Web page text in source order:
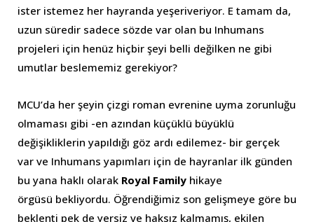
ister istemez her hayranda yeşeriveriyor. E tamam da,
uzun süredir sadece sözde var olan bu Inhumans
projeleri için henüz hiçbir şeyi belli değilken ne gibi
umutlar beslememiz gerekiyor?
MCU’da her şeyin çizgi roman evrenine uyma zorunluğu
olmaması gibi -en azından küçüklü büyüklü
değişikliklerin yapıldığı göz ardı edilemez- bir gerçek
var ve Inhumans yapımları için de hayranlar ilk günden
bu yana haklı olarak Royal Family hikaye
örgüsü bekliyordu. Öğrendiğimiz son gelişmeye göre bu
beklenti pek de yersiz ve haksız kalmamış, ekilen